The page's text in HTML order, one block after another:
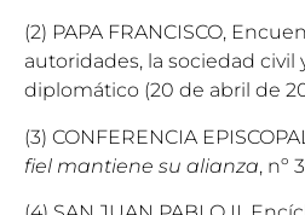
(2) PAPA FRANCISCO,
autoridades, la sociedad civil
diplomático (20 de abril de
(3) CONFERENCIA
fiel mantiene su alianza, nº